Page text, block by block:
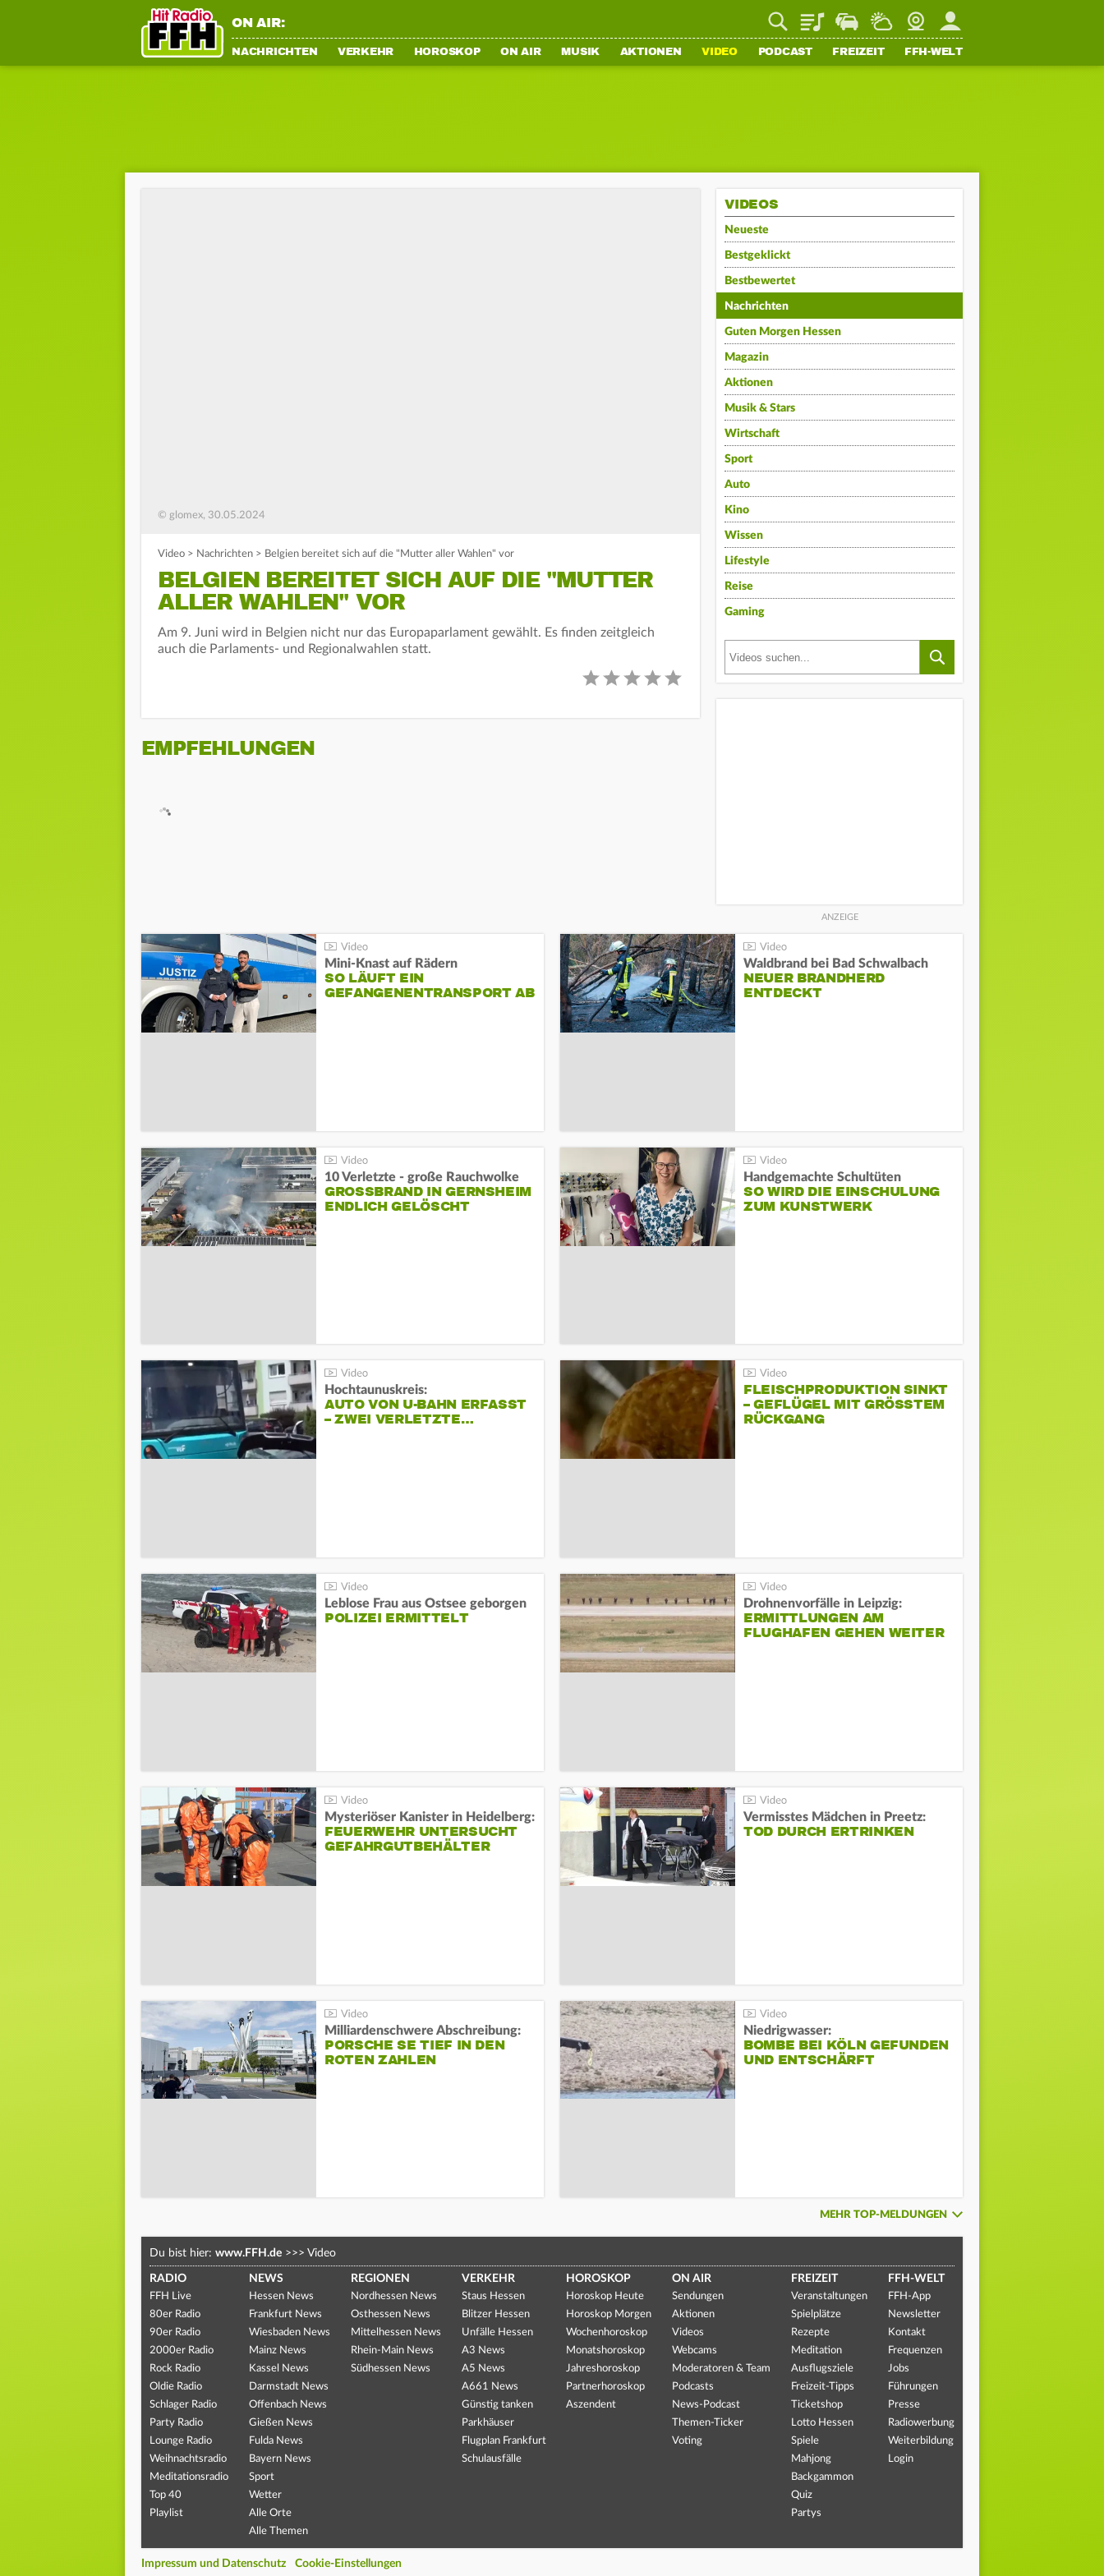
ON AIR: PlaylistStaupilotWetterWebcamMein FFH
NACHRICHTEN VERKEHR HOROSKOP ON AIR MUSIK AKTIONEN VIDEO PODCAST FREIZEIT FFH-WELT
© glomex, 30.05.2024
Video > Nachrichten > Belgien bereitet sich auf die "Mutter aller Wahlen" vor
BELGIEN BEREITET SICH AUF DIE "MUTTER
ALLER WAHLEN" VOR
Am 9. Juni wird in Belgien nicht nur das Europaparlament gewählt. Es finden zeitgleich
auch die Parlaments- und Regionalwahlen statt.
EMPFEHLUNGEN
VIDEOS
Neueste
Bestgeklickt
Bestbewertet
Nachrichten
Guten Morgen Hessen
Magazin
Aktionen
Musik & Stars
Wirtschaft
Sport
Auto
Kino
Wissen
Lifestyle
Reise
Gaming
Mini-Knast auf Rädern
SO LÄUFT EIN
GEFANGENENTRANSPORT AB
Waldbrand bei Bad Schwalbach
NEUER BRANDHERD
ENTDECKT
10 Verletzte - große Rauchwolke
GROSSBRAND IN GERNSHEIM E
NDLICH GELÖSCHT
Handgemachte Schultüten
SO WIRD DIE EINSCHULUNG
ZUM KUNSTWERK
Hochtaunuskreis:
AUTO VON U-BAHN ERFASST
– ZWEI VERLETZTE…
FLEISCHPRODUKTION SINKT
– GEFLÜGEL MIT GRÖSSTEM R
ÜCKGANG
Leblose Frau aus Ostsee geborgen
POLIZEI ERMITTELT
Drohnenvorfälle in Leipzig:
ERMITTLUNGEN AM
FLUGHAFEN GEHEN WEITER
Mysteriöser Kanister in Heidelberg:
FEUERWEHR UNTERSUCHT
GEFAHRGUTBEHÄLTER
Vermisstes Mädchen in Preetz:
TOD DURCH ERTRINKEN
Milliardenschwere Abschreibung:
PORSCHE SE TIEF IN DEN
ROTEN ZAHLEN
Niedrigwasser:
BOMBE BEI KÖLN GEFUNDEN
UND ENTSCHÄRFT
MEHR TOP-MELDUNGEN
Du bist hier: www.FFH.de >>> Video
RADIO
FFH Live
80er Radio
90er Radio
2000er Radio
Rock Radio
Oldie Radio
Schlager Radio
Party Radio
Lounge Radio
Weihnachtsradio
Meditationsradio
Top 40
Playlist
NEWS
Hessen News
Frankfurt News
Wiesbaden News
Mainz News
Kassel News
Darmstadt News
Offenbach News
Gießen News
Fulda News
Bayern News
Sport
Wetter
Alle Orte
Alle Themen
REGIONEN
Nordhessen News
Osthessen News
Mittelhessen News
Rhein-Main News
Südhessen News
VERKEHR
Staus Hessen
Blitzer Hessen
Unfälle Hessen
A3 News
A5 News
A661 News
Günstig tanken
Parkhäuser
Flugplan Frankfurt
Schulausfälle
HOROSKOP
Horoskop Heute
Horoskop Morgen
Wochenhoroskop
Monatshoroskop
Jahreshoroskop
Partnerhoroskop
Aszendent
ON AIR
Sendungen
Aktionen
Videos
Webcams
Moderatoren & Team
Podcasts
News-Podcast
Themen-Ticker
Voting
FREIZEIT
Veranstaltungen
Spielplätze
Rezepte
Meditation
Ausflugsziele
Freizeit-Tipps
Ticketshop
Lotto Hessen
Spiele
Mahjong
Backgammon
Quiz
Partys
FFH-WELT
FFH-App
Newsletter
Kontakt
Frequenzen
Jobs
Führungen
Presse
Radiowerbung
Weiterbildung
Login
Impressum und Datenschutz Cookie-Einstellungen